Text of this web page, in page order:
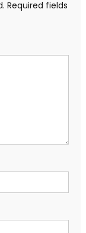
Required fields